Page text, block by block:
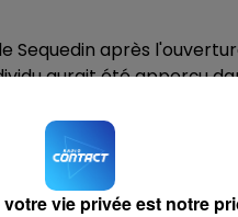
Sequedin après
aurait été apperçu
Le suspect a
D'aprèsla Voix du Nord
vie privée est notre